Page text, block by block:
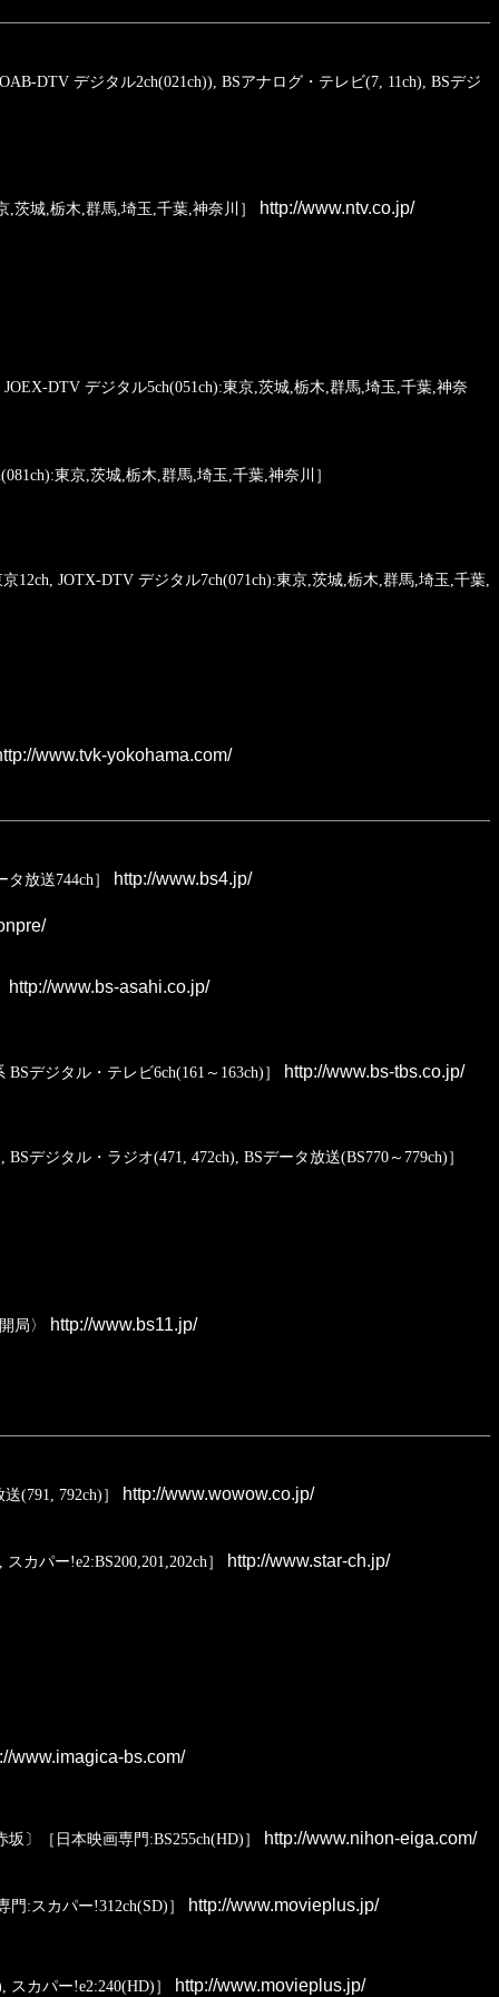
DTV デジタル2ch(021ch)), BSアナログ・テレビ(7, 11ch), BSデジ
茨城,栃木,群馬,埼玉,千葉,神奈川］ http://www.ntv.co.jp/
DTV デジタル5ch(051ch):東京,茨城,栃木,群馬,埼玉,千葉,神奈
東京,茨城,栃木,群馬,埼玉,千葉,神奈川］
JOTX-DTV デジタル7ch(071ch):東京,茨城,栃木,群馬,埼玉,千葉,
www.tvk-yokohama.com/
放送744ch］ http://www.bs4.jp/
http://www.bs-asahi.co.jp/
デジタル・テレビ6ch(161～163ch)］ http://www.bs-tbs.co.jp/
デジタル・ラジオ(471, 472ch), BSデータ放送(BS770～779ch)］
局〉 http://www.bs11.jp/
192, 193ch), BSデジタル・データ放送(791, 792ch)］ http://www.wowow.co.jp/
カパー!e2:BS200,201,202ch］ http://www.star-ch.jp/
www.imagica-bs.com/
〕［日本映画専門:BS255ch(HD)］ http://www.nihon-eiga.com/
:スカパー!312ch(SD)］ http://www.movieplus.jp/
カパー!e2:240(HD)］ http://www.movieplus.jp/